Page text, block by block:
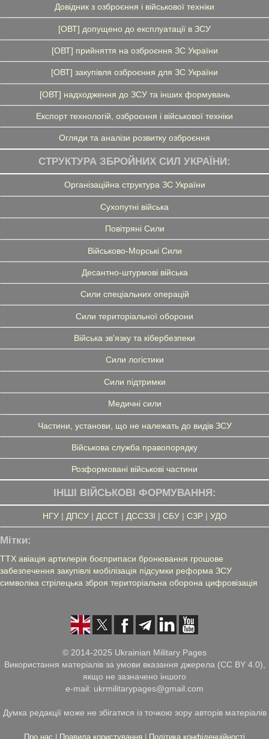
Довідник з озброєння і військової техніки
[ОВТ] допущено до експлуатації в ЗСУ
[ОВТ] прийняття на озброєння ЗС України
[ОВТ] закупівля озброєння для ЗС України
[ОВТ] надходження до ЗСУ та інших формувань
Експорт технологій, озброєння і військової техніки
Огляди та аналізи розвитку озброєння
СТРУКТУРА ЗБРОЙНИХ СИЛ УКРАЇНИ:
Організаційна структура ЗС України
Сухопутні війська
Повітряні Сили
Військово-Морські Сили
Десантно-штурмові війська
Сили спеціальних операцій
Сили територіальної оборони
Війська зв'язку та кібербезпеки
Сили логістики
Сили підтримки
Медичні сили
Частини, установи, що не належать до видів ЗСУ
Військова служба правопорядку
Розформовані військові частини
ІНШІ ВІЙСЬКОВІ ФОРМУВАННЯ:
НГУ| ДПСУ| ДССТ| ДССЗЗІ | СБУ| СЗР| УДО
Мітки:
ТТХ авіація артилерія боєприпаси бронювання грошове
забезпечення закупівлі мобілізація підсумки реформа ЗСУ
символіка стрілецька зброя територіальна оборона цифровізація
© 2014-2025 Ukrainian Military Pages
Використання матеріалів за умови вказання джерела (CC BY 4.0),
якщо не зазначено іншого
e-mail: ukrmilitarypages@gmail.com
Думка редакції може не збігатися із точкою зору авторів матеріалів
Про нас | Правила користування | Політика конфіденційності